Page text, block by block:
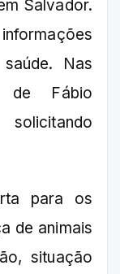
Salvador.
Nas
de Fábio
para os
de animais
situação